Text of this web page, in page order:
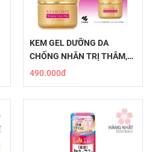
KEM GEL DƯỠNG DA
CHỐNG NHĂN TRỊ THÂM,
NÁM, TÀN NHANG
490.000đ